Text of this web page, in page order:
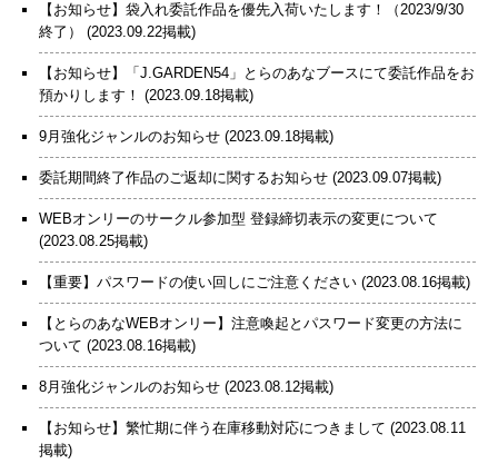
【お知らせ】袋入れ委託作品を優先入荷いたします！（2023/9/30
終了）
(2023.09.22掲載)
【お知らせ】「J.GARDEN54」とらのあなブースにて委託作品をお
預かりします！ (2023.09.18掲載)
9月強化ジャンルのお知らせ (2023.09.18掲載)
委託期間終了作品のご返却に関するお知らせ (2023.09.07掲載)
WEBオンリーのサークル参加型 登録締切表示の変更について
(2023.08.25掲載)
【重要】パスワードの使い回しにご注意ください (2023.08.16掲載)
【とらのあなWEBオンリー】注意喚起とパスワード変更の方法に
ついて (2023.08.16掲載)
8月強化ジャンルのお知らせ (2023.08.12掲載)
【お知らせ】繁忙期に伴う在庫移動対応につきまして (2023.08.11
掲載)